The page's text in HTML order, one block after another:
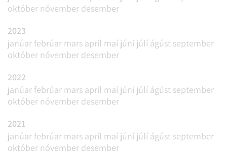
október nóvember desember
2023
janúar febrúar mars apríl maí júní júlí ágúst september
október nóvember desember
2022
janúar febrúar mars apríl maí júní júlí ágúst september
október nóvember desember
2021
janúar febrúar mars apríl maí júní júlí ágúst september
október nóvember desember